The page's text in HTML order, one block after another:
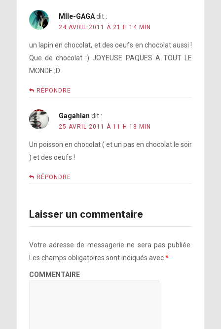
Mlle-GAGA dit :
24 AVRIL 2011 À 21 H 14 MIN
un lapin en chocolat, et des oeufs en chocolat aussi !
Que de chocolat :) JOYEUSE PAQUES A TOUT LE
MONDE ;D
RÉPONDRE
Gagahlan dit :
25 AVRIL 2011 À 11 H 18 MIN
Un poisson en chocolat ( et un pas en chocolat le soir
) et des oeufs !
RÉPONDRE
Laisser un commentaire
Votre adresse de messagerie ne sera pas publiée.
Les champs obligatoires sont indiqués avec*
COMMENTAIRE